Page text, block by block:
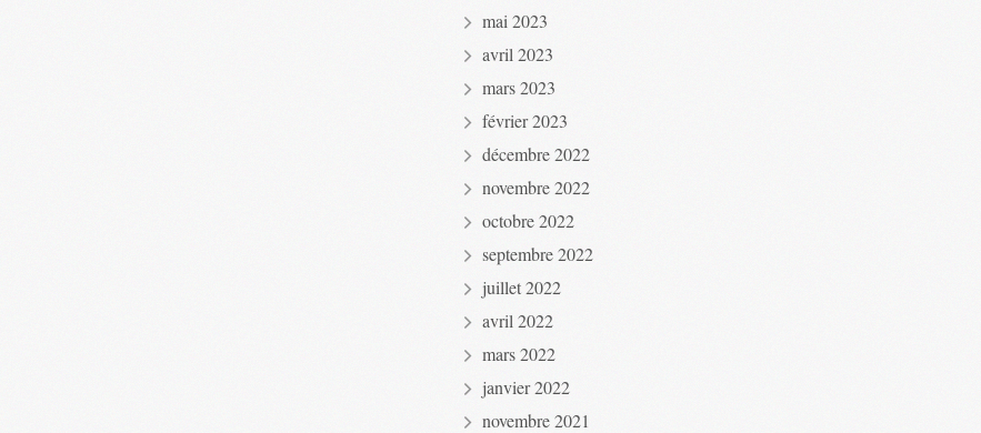
mai 2023
avril 2023
mars 2023
février 2023
décembre 2022
novembre 2022
octobre 2022
septembre 2022
juillet 2022
avril 2022
mars 2022
janvier 2022
novembre 2021